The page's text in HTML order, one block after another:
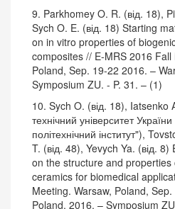
9. Parkhomey O. R. (від. 18),
Sych O. E. (від. 18) Starting
on in vitro properties of
composites // E-MRS 2016 Fall
Poland, Sep. 19-22 2016. –
Symposium ZU. - P. 31. – (1)
10. Sych O. (від. 18), Iatsenko
технічний університет
політехнічний інститут"),
T. (від. 48), Yevych Ya. (від.
on the structure and
ceramics for biomedical
Meeting. Warsaw, Poland,
Poland, 2016. – Symposium